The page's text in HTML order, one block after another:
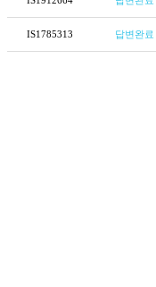
IS1785313 답변완료